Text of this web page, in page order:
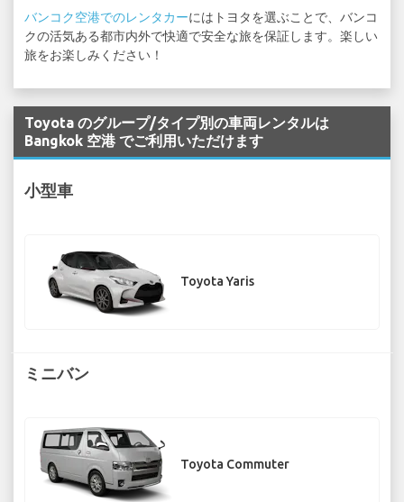
バンコク空港でのレンタカーにはトヨタを選ぶことで、バンコ
クの活気ある都市内外で快適で安全な旅を保証します。楽しい
旅をお楽しみください！
Toyota のグループ/タイプ別の車両レンタルは
Bangkok 空港 でご利用いただけます
小型車
Toyota Yaris
ミニバン
Toyota Commuter